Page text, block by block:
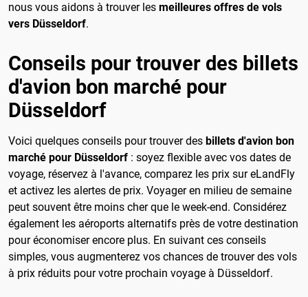
nous vous aidons à trouver les meilleures offres de vols
vers Düsseldorf.
Conseils pour trouver des billets
d'avion bon marché pour
Düsseldorf
Voici quelques conseils pour trouver des billets d'avion bon
marché pour Düsseldorf : soyez flexible avec vos dates de
voyage, réservez à l'avance, comparez les prix sur eLandFly
et activez les alertes de prix. Voyager en milieu de semaine
peut souvent être moins cher que le week-end. Considérez
également les aéroports alternatifs près de votre destination
pour économiser encore plus. En suivant ces conseils
simples, vous augmenterez vos chances de trouver des vols
à prix réduits pour votre prochain voyage à Düsseldorf.